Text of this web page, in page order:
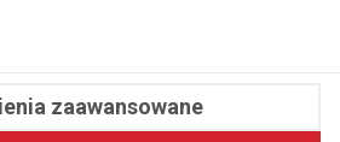
prawa zastrzeżone.
Pawelec.info
zaawansowane